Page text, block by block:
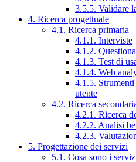
3.5.5. Validare
4. Ricerca progettuale
4.1. Ricerca primaria
4.1.1. Interviste
4.1.2.
4.1.3. Test di
4.1.4. Web
4.1.5. Strumenti
utente
4.2. Ricerca
4.2.1. Ricerca
4.2.2. Analisi
4.2.3.
5. Progettazione dei servizi
5.1. Cosa sono i